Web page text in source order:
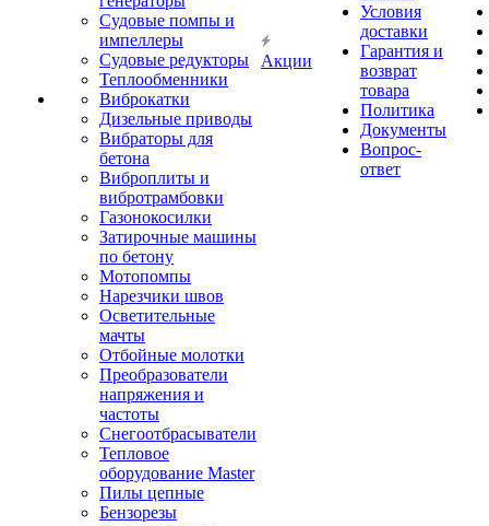
Судовые помпы и
импеллеры
Судовые редукторы
Теплообменники
Виброкатки
Дизельные приводы
Вибраторы для
бетона
Виброплиты и
вибротрамбовки
Газонокосилки
Затирочные машины
по бетону
Мотопомпы
Нарезчики швов
Осветительные
мачты
Отбойные молотки
Преобразователи
напряжения и
частоты
Снегоотбрасыватели
Тепловое
оборудование Master
Пилы цепные
Бензорезы
Акции
Условия
доставки
Гарантия и
возврат
товара
Политика
Документы
Вопрос-
ответ